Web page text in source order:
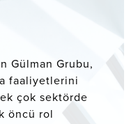
Gülman Grubu,
faaliyetlerini
çok sektörde
öncü rol